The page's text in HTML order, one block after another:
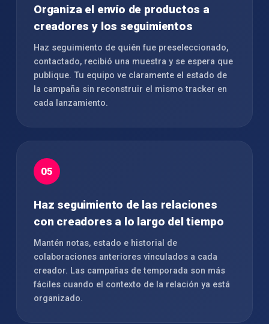
Organiza el envío de productos a
creadores y los seguimientos
Haz seguimiento de quién fue preseleccionado,
contactado, recibió una muestra y se espera que
publique. Tu equipo ve claramente el estado de
la campaña sin reconstruir el mismo tracker en
cada lanzamiento.
05
Haz seguimiento de las relaciones
con creadores a lo largo del tiempo
Mantén notas, estado e historial de
colaboraciones anteriores vinculados a cada
creador. Las campañas de temporada son más
fáciles cuando el contexto de la relación ya está
organizado.